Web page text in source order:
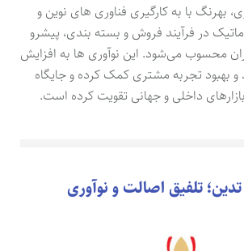
بهرنگ با به کارگیری فناوری های نوین و
در فرآیند فروش و بسته بندی، پیشرو
محسوب می‌شود. این نوآوری ها به افزایش
بهبود تجربه مشتری کمک کرده و جایگاه
داخلی و جهانی تقویت کرده است.
تلفیق اصالت و نوآوری